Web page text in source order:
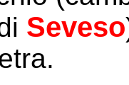
Seveso